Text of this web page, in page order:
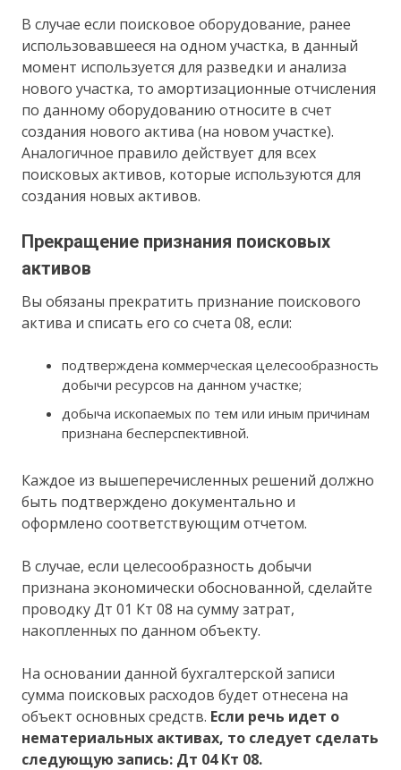
В случае если поисковое оборудование, ранее
использовавшееся на одном участка, в данный
момент используется для разведки и анализа
нового участка, то амортизационные отчисления
по данному оборудованию относите в счет
создания нового актива (на новом участке).
Аналогичное правило действует для всех
поисковых активов, которые используются для
создания новых активов.
Прекращение признания поисковых
активов
Вы обязаны прекратить признание поискового
актива и списать его со счета 08, если:
подтверждена коммерческая целесообразность
добычи ресурсов на данном участке;
добыча ископаемых по тем или иным причинам
признана бесперспективной.
Каждое из вышеперечисленных решений должно
быть подтверждено документально и
оформлено соответствующим отчетом.
В случае, если целесообразность добычи
признана экономически обоснованной, сделайте
проводку Дт 01 Кт 08 на сумму затрат,
накопленных по данном объекту.
На основании данной бухгалтерской записи
сумма поисковых расходов будет отнесена на
объект основных средств. Если речь идет о
нематериальных активах, то следует сделать
следующую запись: Дт 04 Кт 08.